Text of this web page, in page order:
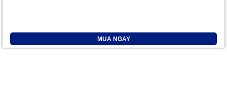
MUA NGAY